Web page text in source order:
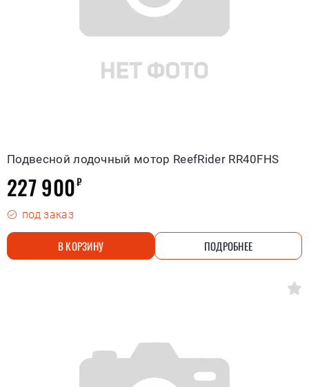
Подвесной лодочный мотор ReefRider RR40FHS
227 900₽
под заказ
В КОРЗИНУ ПОДРОБНЕЕ